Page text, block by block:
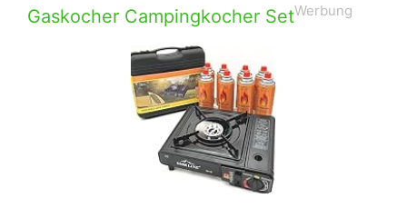
Gaskocher Campingkocher SetWerbung